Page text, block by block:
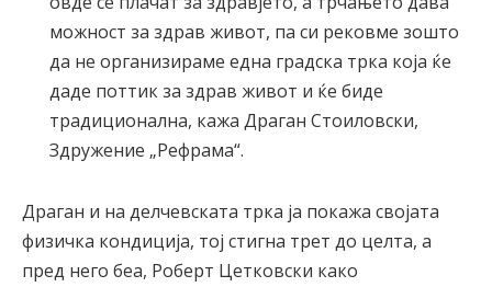
можност за здрав живот, па си рековме зошто
да не организираме една градска трка која ќе
даде поттик за здрав живот и ќе биде
традиционална, кажа Драган Стоиловски,
Здружение „Рефрама“.
Драган и на делчевската трка ја покажа својата
физичка кондиција, тој стигна трет до целта, а
пред него беа, Роберт Цетковски како